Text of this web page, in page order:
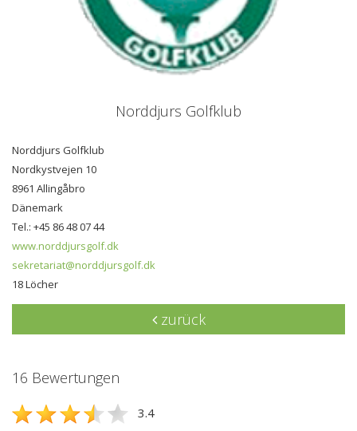
Norddjurs Golfklub
Norddjurs Golfklub
Nordkystvejen 10
8961 Allingåbro
Dänemark
Tel.: +45 86 48 07 44
www.norddjursgolf.dk
sekretariat@norddjursgolf.dk
18 Löcher
zurück
16 Bewertungen
3.4